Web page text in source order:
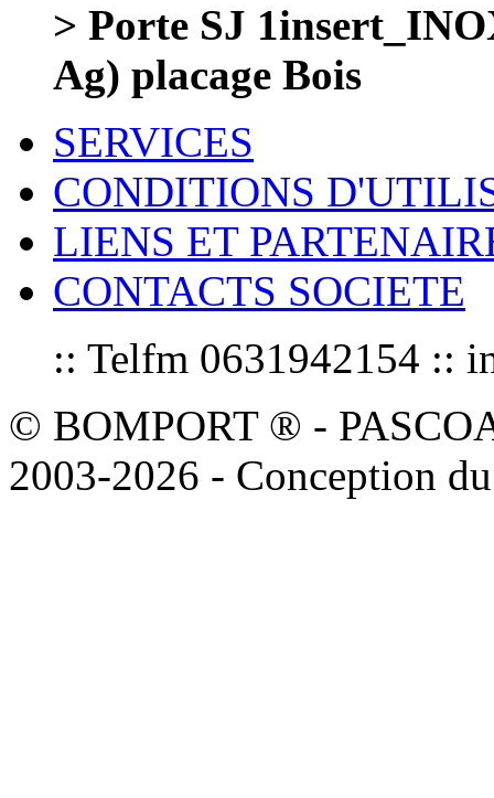
> Porte SJ
Ag) placage Bois
SERVICES
CONDITIONS
LIENS ET
CONTACTS SOCIETE
:: Telfm 0631942154 ::
© BOMPORT ® -
2003-2026 - Conception